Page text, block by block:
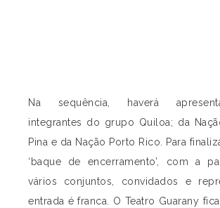
Na sequência, haverá
integrantes do grupo Quiloa; da
Pina e da Nação Porto Rico. Para
‘baque de encerramento’, com a
vários conjuntos, convidados e
entrada é franca. O Teatro Guarany